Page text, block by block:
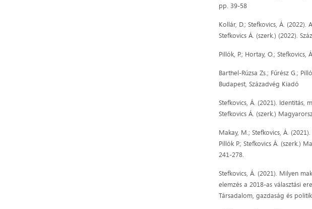
pp. 39-58
Kollár, D.; Stefkovics, Á.
Stefkovics Á. (szerk.) (2022).
Pillók, P.; Hortay, O.;
Barthel-Rúzsa Zs.; Fűrész G.;
Budapest, Századvég Kiadó
Stefkovics, Á. (2021). Identitás,
Stefkovics Á. (szerk.)
Makay, M.; Stefkovics, Á.
Pillók P.; Stefkovics Á. (szerk.)
241-278.
Stefkovics, Á. (2021). Milyen
elemzés a 2018-as választási
Társadalom, gazdaság és